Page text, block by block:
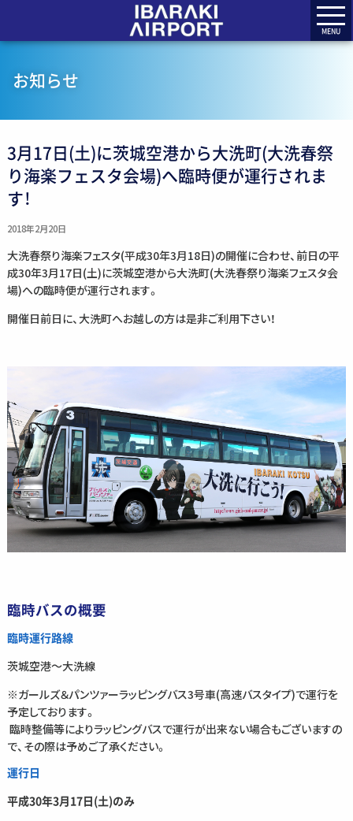
MENU
お知らせ
3月17日(土)に茨城空港から大洗町(大洗春祭
り海楽フェスタ会場)へ臨時便が運行されま
す！
2018年2月20日
大洗春祭り海楽フェスタ(平成30年3月18日)の開催に合わせ、前日の平
成30年3月17日(土)に茨城空港から大洗町(大洗春祭り海楽フェスタ会
場)への臨時便が運行されます。
開催日前日に、大洗町へお越しの方は是非ご利用下さい！
臨時バスの概要
臨時運行路線
茨城空港～大洗線
※ガールズ＆パンツァーラッピングバス3号車(高速バスタイプ)で運行を
予定しております。
臨時整備等によりラッピングバスで運行が出来ない場合もございますの
で、その際は予めご了承ください。
運行日
平成30年3月17日(土)のみ